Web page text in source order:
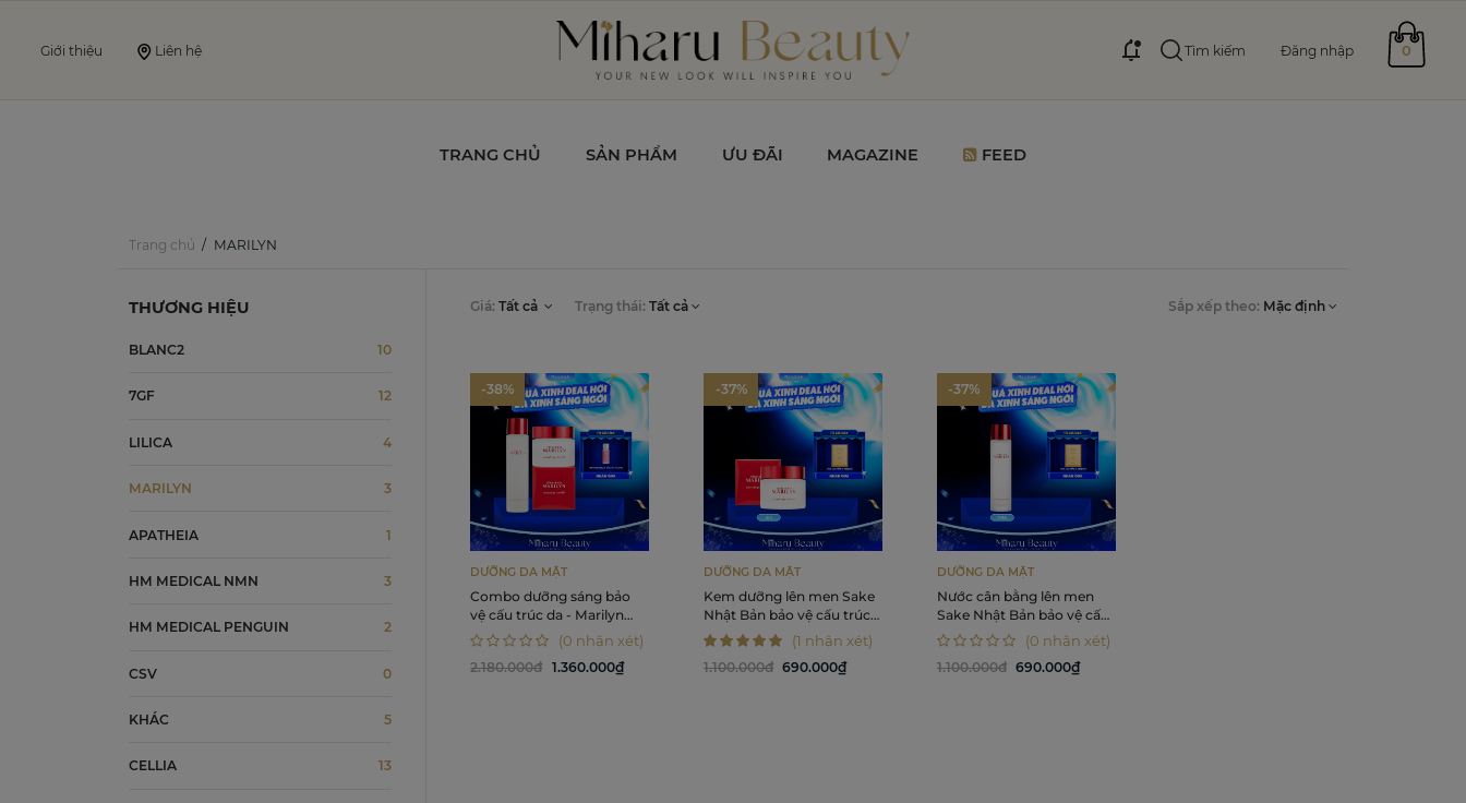
Giới thiệu Liên hệ Tìm kiếm Đăng nhập 0
TRANG CHỦ SẢN PHẨM ƯU ĐÃI MAGAZINE FEED
Trang chủ MARILYN
THƯƠNG HIỆU
BLANC2 10
7GF 12
LILICA 4
MARILYN 3
APATHEIA 1
HM MEDICAL NMN 3
HM MEDICAL PENGUIN 2
CSV 0
KHÁC 5
CELLIA 13
Giá: Tất cả Trạng thái: Tất cả Sắp xếp theo: Mặc định
-38%
DƯỠNG DA MẶT
Combo dưỡng sáng bảo
vệ cấu trúc da - Marilyn
Extracharge Morelift
Lotion, Morelift Cream
(0 nhận xét)
2.180.000đ 1.360.000₫
-37%
DƯỠNG DA MẶT
Kem dưỡng lên men Sake
Nhật Bản bảo vệ cấu trúc
da - Motemote Marilyn
Extracharge Morelift
Cream 50g
(1 nhận xét)
1.100.000đ 690.000₫
-37%
DƯỠNG DA MẶT
Nước cân bằng lên men
Sake Nhật Bản bảo vệ cấu
trúc da - Motemote
Marilyn Extracharge
Morelift Lotion 120ml
(0 nhận xét)
1.100.000đ 690.000₫